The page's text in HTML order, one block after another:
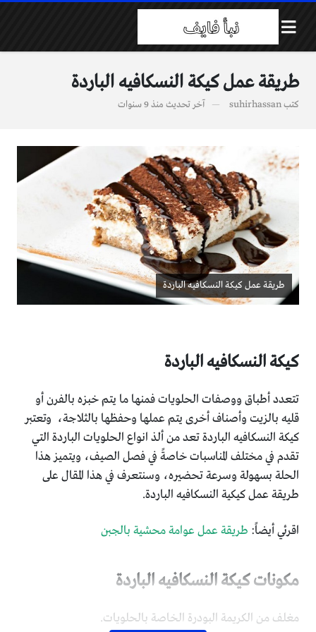
طريقة عمل كيكة النسكافيه الباردة
كتبsuhirhassan آخر تحديث منذ 9 سنوات
طريقة عمل كيكة النسكافيه الباردة
كيكة النسكافيه الباردة
تتعدد أطباق ووصفات الحلويات فمنها ما يتم خبزه بالفرن أو
قليه بالزيت وأصناف أخرى يتم عملها وحفظها بالثلاجة، وتعتبر
كيكة النسكافيه الباردة تعد من ألذ انواع الحلويات الباردة التي
تقدم في مختلف المناسبات خاصةً في فصل الصيف، ويتميز هذا
الحلة بسهولة وسرعة تحضيره، وسنتعرف في هذا المقال على
طريقة عمل كيكية النسكافيه الباردة.
اقرئي أيضاً: طريقة عمل عوامة محشية بالجبن
مكونات كيكة النسكافيه الباردة
مغلف من الكريمة البودرة الخاصة بالحلويات.